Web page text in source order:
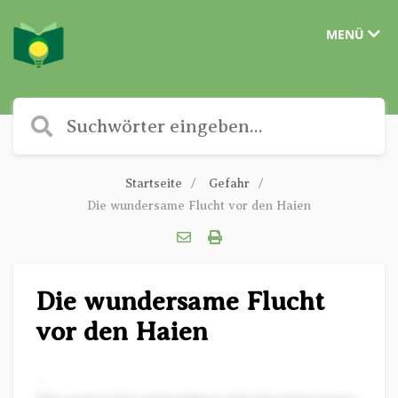
MENÜ
Startseite
Gefahr
Die wundersame Flucht vor den Haien
Die wundersame Flucht
vor den Haien